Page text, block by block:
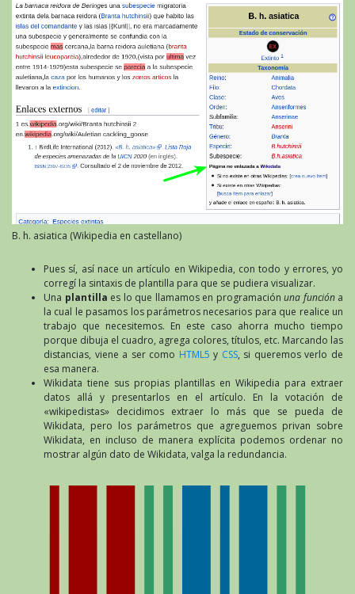
B. h. asiatica (Wikipedia en castellano)
Pues sí, así nace un artículo en Wikipedia, con todo y errores, yo
corregí la sintaxis de plantilla para que se pudiera visualizar.
Una plantilla es lo que llamamos en programación una funcióna
la cual le pasamos los parámetros necesarios para que realice un
trabajo que necesitemos. En este caso ahorra mucho tiempo
porque dibuja el cuadro, agrega colores, títulos, etc. Marcando las
distancias, viene a ser como HTML5 y CSS, si queremos verlo de
esa manera.
Wikidata tiene sus propias plantillas en Wikipedia para extraer
datos allá y presentarlos en el artículo. En la votación de
«wikipedistas» decidimos extraer lo más que se pueda de
Wikidata, pero los parámetros que agreguemos privan sobre
Wikidata, en incluso de manera explícita podemos ordenar no
mostrar algún dato de Wikidata, valga la redundancia.